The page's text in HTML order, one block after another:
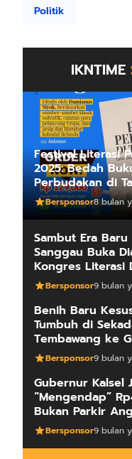
Politik
IKNTIME
Festival Literasi
2025: Bedah
Perbudakan di
Mengungkap
Sejarah
Bersponsor8 bulan
Sambut Era
Sanggau Buka
Kongres Literasi
Internasional
Bersponsor9 bulan
Benih Baru
Tumbuh di
Tembawang ke
Penulis
Bersponsor9 bulan
Gubernur Kalsel
“Mengendap”
Bukan Parkir
Manajemen Kas
Bersponsor9 bulan